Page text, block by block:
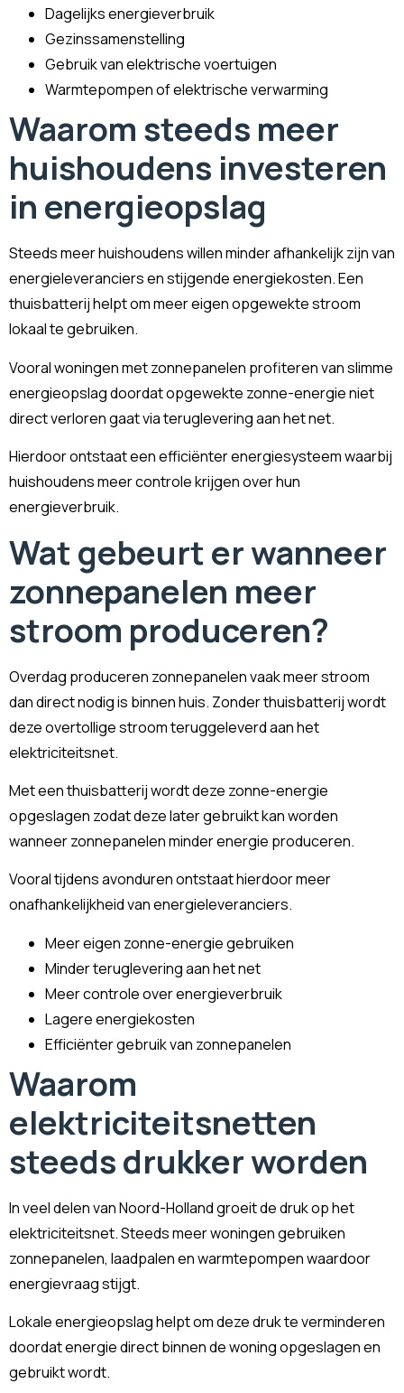
Dagelijks energieverbruik
Gezinssamenstelling
Gebruik van elektrische voertuigen
Warmtepompen of elektrische verwarming
Waarom steeds meer
huishoudens investeren
in energieopslag
Steeds meer huishoudens willen minder afhankelijk zijn van
energieleveranciers en stijgende energiekosten. Een
thuisbatterij helpt om meer eigen opgewekte stroom
lokaal te gebruiken.
Vooral woningen met zonnepanelen profiteren van slimme
energieopslag doordat opgewekte zonne-energie niet
direct verloren gaat via teruglevering aan het net.
Hierdoor ontstaat een efficiënter energiesysteem waarbij
huishoudens meer controle krijgen over hun
energieverbruik.
Wat gebeurt er wanneer
zonnepanelen meer
stroom produceren?
Overdag produceren zonnepanelen vaak meer stroom
dan direct nodig is binnen huis. Zonder thuisbatterij wordt
deze overtollige stroom teruggeleverd aan het
elektriciteitsnet.
Met een thuisbatterij wordt deze zonne-energie
opgeslagen zodat deze later gebruikt kan worden
wanneer zonnepanelen minder energie produceren.
Vooral tijdens avonduren ontstaat hierdoor meer
onafhankelijkheid van energieleveranciers.
Meer eigen zonne-energie gebruiken
Minder teruglevering aan het net
Meer controle over energieverbruik
Lagere energiekosten
Efficiënter gebruik van zonnepanelen
Waarom
elektriciteitsnetten
steeds drukker worden
In veel delen van Noord-Holland groeit de druk op het
elektriciteitsnet. Steeds meer woningen gebruiken
zonnepanelen, laadpalen en warmtepompen waardoor
energievraag stijgt.
Lokale energieopslag helpt om deze druk te verminderen
doordat energie direct binnen de woning opgeslagen en
gebruikt wordt.